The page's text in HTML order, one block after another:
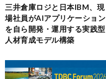
三井倉庫ロジと日本IBM、現
場社員がAIアプリケーション
を自ら開発・運用する実践型
人材育成モデル構築